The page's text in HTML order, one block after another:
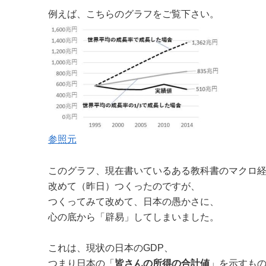
例えば、こちらのグラフをご覧下さい。
参照元
このグラフ、現在書いているある教科書のマクロ
改めて（昨日）つくったのですが、
つくってみて改めて、日本の愚かさに、
心の底から「辟易」してしまいました。
これは、現状の日本のGDP、
つまり日本の「 皆さんの所得の合計値」を示すもの